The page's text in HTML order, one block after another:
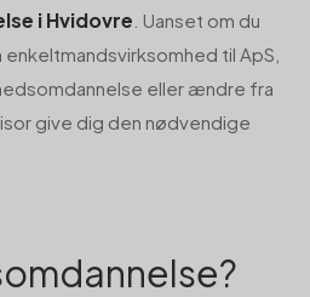
i Hvidovre . Uanset om du
til ApS,
eller ændre fra
give dig den nødvendige